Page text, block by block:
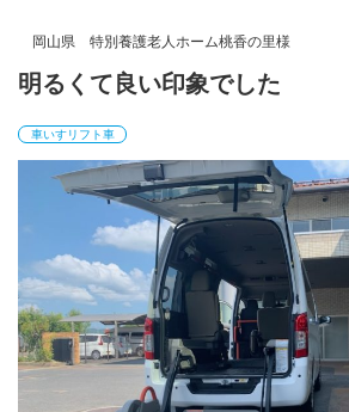
岡山県 特別養護老人ホーム桃香の里様
明るくて良い印象でした
車いすリフト車